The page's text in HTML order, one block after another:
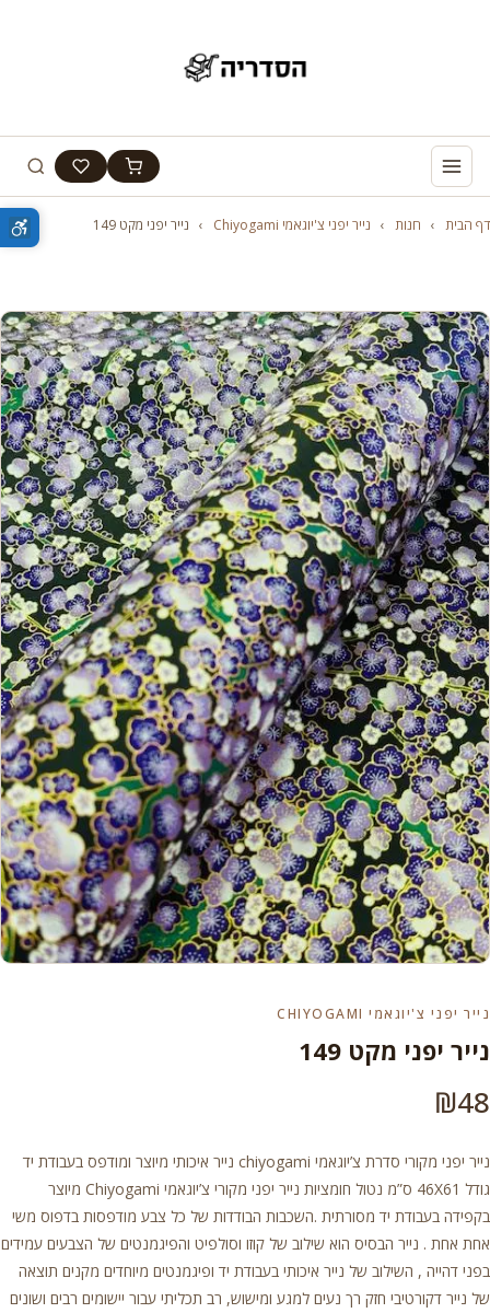
דף הבית › חנות › נייר יפני צ'יוגאמי Chiyogami › נייר יפני מקט 149
נייר יפני צ'יוגאמי CHIYOGAMI
נייר יפני מקט 149
₪48
נייר יפני מקורי סדרת צ’יוגאמי chiyogami נייר איכותי מיוצר ומודפס בעבודת יד
גודל 46X61 ס”מ נטול חומציות נייר יפני מקורי צ’יוגאמי Chiyogami מיוצר
בקפידה בעבודת יד מסורתית .השכבות הבודדות של כל צבע מודפסות בדפוס משי
אחת אחת . נייר הבסיס הוא שילוב של קוזו וסולפיט והפיגמנטים של הצבעים עמידים
בפני דהייה , השילוב של נייר איכותי בעבודת יד ופיגמנטים מיוחדים מקנים תוצאה
של נייר דקורטיבי חזק רך נעים למגע ומישוש, רב תכליתי עבור יישומים רבים ושונים